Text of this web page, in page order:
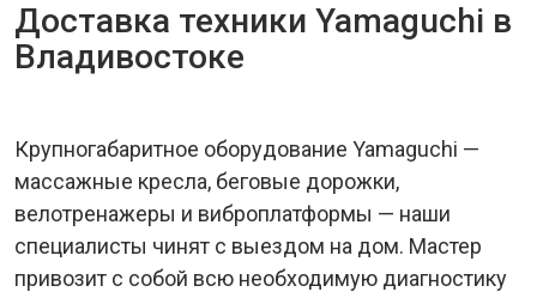
Доставка техники Yamaguchi в
Владивостоке
Крупногабаритное оборудование Yamaguchi —
массажные кресла, беговые дорожки,
велотренажеры и виброплатформы — наши
специалисты чинят с выездом на дом. Мастер
привозит с собой всю необходимую диагностику